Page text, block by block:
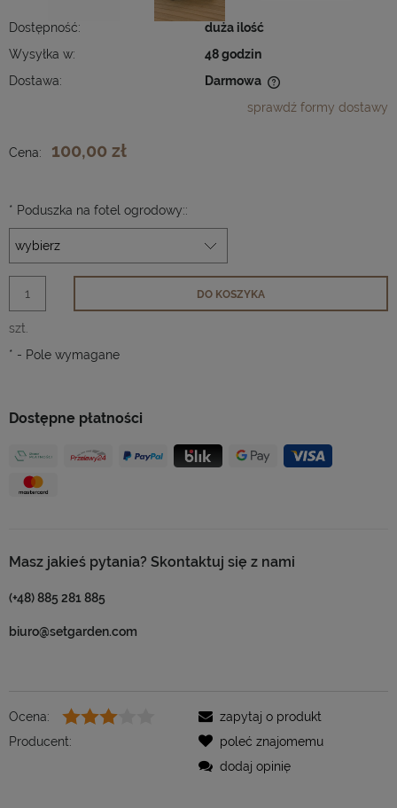
Dostępność:
duża ilość
Wysyłka w:
48 godzin
Dostawa:
Darmowa
sprawdź formy dostawy
Dostępne płatności
Masz jakieś pytania? Skontaktuj się z nami
(+48) 885 281 885
biuro@setgarden.com
Cena: 100,00 zł
* Poduszka na fotel ogrodowy::
szt.
DO KOSZYKA
* - Pole wymagane
Ocena:
Producent:
zapytaj o produkt
poleć znajomemu
dodaj opinię